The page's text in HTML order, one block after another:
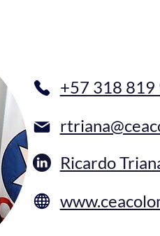
+57 318 819
Ricardo